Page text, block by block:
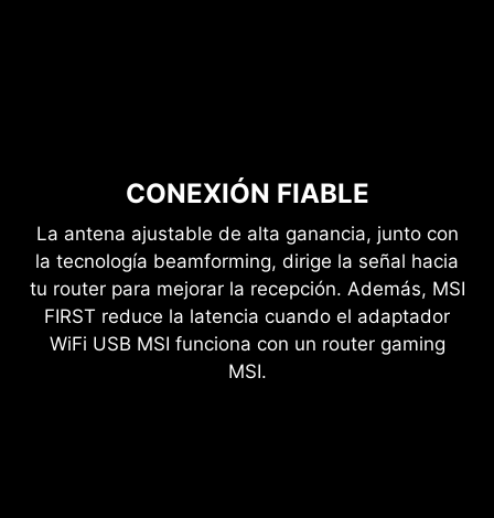
CONEXIÓN FIABLE
La antena ajustable de alta ganancia, junto con
la tecnología beamforming, dirige la señal hacia
tu router para mejorar la recepción. Además, MSI
FIRST reduce la latencia cuando el adaptador
WiFi USB MSI funciona con un router gaming
MSI.